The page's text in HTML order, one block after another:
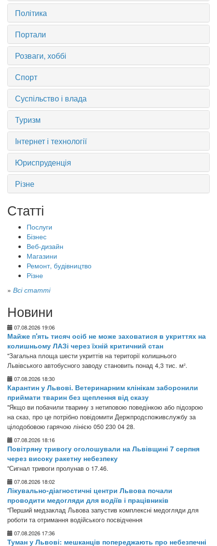
Політика
Портали
Розваги, хоббі
Спорт
Суспільство і влада
Туризм
Інтернет і технології
Юриспруденція
Різне
Статті
Послуги
Бізнес
Веб-дизайн
Магазини
Ремонт, будівництво
Різне
» Всі статті
Новини
07.08.2026 19:06
Майже п'ять тисяч осіб не може заховатися в укриттях на
колишньому ЛАЗі через їхній критичний стан
"Загальна площа шести укриттів на території колишнього
Львівського автобусного заводу становить понад 4,3 тис. м².
07.08.2026 18:30
Карантин у Львові. Ветеринарним клінікам заборонили
приймати тварин без щеплення від сказу
"Якщо ви побачили тварину з нетиповою поведінкою або підозрою
на сказ, про це потрібно повідомити Держпродспоживслужбу за
цілодобовою гарячою лінією 050 230 04 28.
07.08.2026 18:16
Повітряну тривогу оголошували на Львівщині 7 серпня
через високу ракетну небезпеку
"Сигнал тривоги пролунав о 17.46.
07.08.2026 18:02
Лікувально-діагностичні центри Львова почали
проводити медогляди для водіїв і працівників
"Перший медзаклад Львова запустив комплексні медогляди для
роботи та отримання водійського посвідчення
07.08.2026 17:36
Туман у Львові: мешканців попереджають про небезпечні